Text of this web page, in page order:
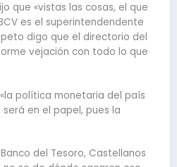
que «vistas las cosas, el que
es el superintendendente
digo que el directorio del
vejación con todo lo que
política monetaria del país
en el papel, pues la
del Tesoro, Castellanos